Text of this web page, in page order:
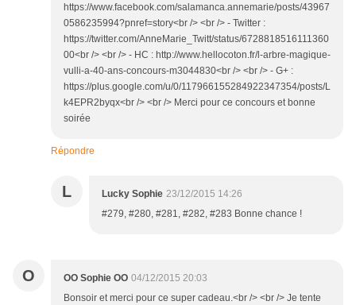
https://www.facebook.com/salamanca.annemarie/posts/43967
0586235994?pnref=story<br /> <br /> - Twitter :
https://twitter.com/AnneMarie_Twitt/status/6728818516111360
00<br /> <br /> - HC : http://www.hellocoton.fr/l-arbre-magique-
vulli-a-40-ans-concours-m3044830<br /> <br /> - G+ :
https://plus.google.com/u/0/117966155284922347354/posts/L
k4EPR2byqx<br /> <br /> Merci pour ce concours et bonne
soirée
Répondre
L Lucky Sophie 23/12/2015 14:26
#279, #280, #281, #282, #283 Bonne chance !
O OO Sophie OO 04/12/2015 20:03
Bonsoir et merci pour ce super cadeau.<br /> <br /> Je tente